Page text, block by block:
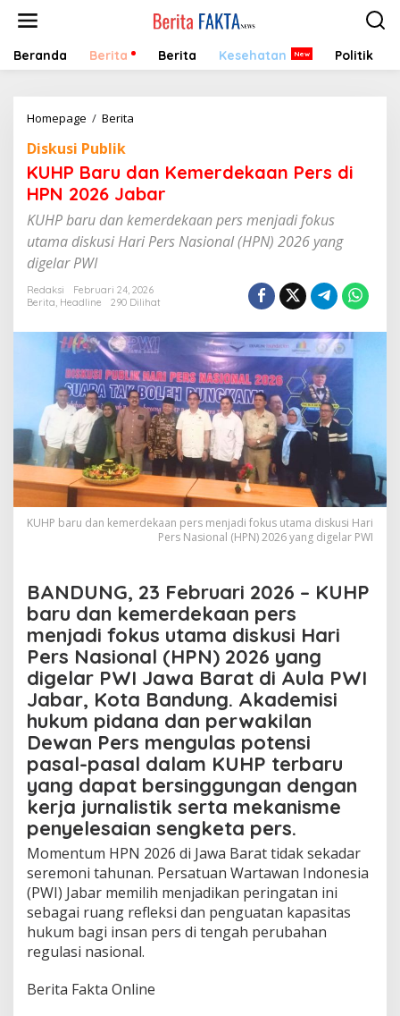
Beranda Berita Berita Kesehatan Politik
Homepage / Berita
Kemerdekaan
Pers
di
HPN
2026
Jabar
Diskusi Publik
KUHP Baru dan Kemerdekaan Pers di
HPN 2026 Jabar
KUHP baru dan kemerdekaan pers menjadi fokus
utama diskusi Hari Pers Nasional (HPN) 2026 yang
digelar PWI
Redaksi
Februari 24, 2026
Berita, Headline 290 Dilihat
KUHP baru dan kemerdekaan pers menjadi fokus utama diskusi Hari
Pers Nasional (HPN) 2026 yang digelar PWI
BANDUNG, 23 Februari 2026 – KUHP
baru dan kemerdekaan pers
menjadi fokus utama diskusi Hari
Pers Nasional (HPN) 2026 yang
digelar PWI Jawa Barat di Aula PWI
Jabar, Kota Bandung. Akademisi
hukum pidana dan perwakilan
Dewan Pers mengulas potensi
pasal-pasal dalam KUHP terbaru
yang dapat bersinggungan dengan
kerja jurnalistik serta mekanisme
penyelesaian sengketa pers.
Momentum HPN 2026 di Jawa Barat tidak sekadar
seremoni tahunan. Persatuan Wartawan Indonesia
(PWI) Jabar memilih menjadikan peringatan ini
sebagai ruang refleksi dan penguatan kapasitas
hukum bagi insan pers di tengah perubahan
regulasi nasional.
Berita Fakta Online